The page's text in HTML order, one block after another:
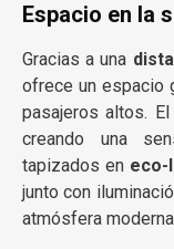
Espacio en la
Gracias a una
ofrece un espacio
pasajeros altos.
creando una
tapizados en eco-
junto con
atmósfera